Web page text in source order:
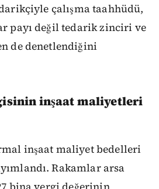
çalışma taahhüdü,
payı değil tedarik zinciri ve
de denetlendiğini
inşaat maliyetleri
inşaat maliyet bedelleri
Rakamlar arsa